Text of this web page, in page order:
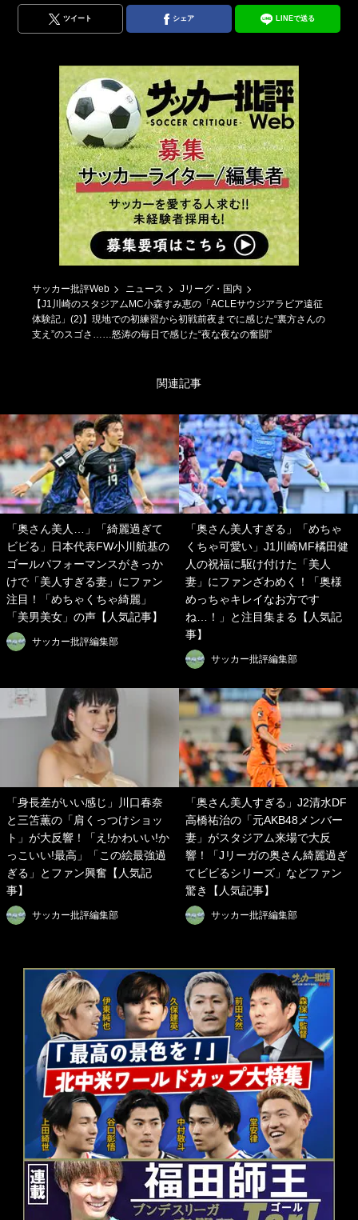
ツイート シェア LINEで送る
サッカー批評Web ニュース
Jリーグ・国内
【J1川崎のスタジアムMC小森すみ恵の「ACLEサウジアラビア遠征
体験記」(2)】現地での初練習から初戦前夜までに感じた“裏方さんの
支え”のスゴさ……怒涛の毎日で感じた“夜な夜なの奮闘”
関連記事
「奥さん美人…」「綺麗過ぎて
ビビる」日本代表FW小川航基の
ゴールパフォーマンスがきっか
けで「美人すぎる妻」にファン
注目！「めちゃくちゃ綺麗」
「美男美女」の声【人気記事】
サッカー批評編集部
「奥さん美人すぎる」「めちゃ
くちゃ可愛い」J1川崎MF橘田健
人の祝福に駆け付けた「美人
妻」にファンざわめく！「奥様
めっちゃキレイなお方です
ね…！」と注目集まる【人気記
事】
サッカー批評編集部
「身長差がいい感じ」川口春奈
と三笘薫の「肩くっつけショッ
ト」が大反響！「え!かわいい!か
っこいい!最高」「この絵最強過
ぎる」とファン興奮【人気記
事】
サッカー批評編集部
「奥さん美人すぎる」J2清水DF
高橋祐治の「元AKB48メンバー
妻」がスタジアム来場で大反
響！「Jリーガの奥さん綺麗過ぎ
てビビるシリーズ」などファン
驚き【人気記事】
サッカー批評編集部